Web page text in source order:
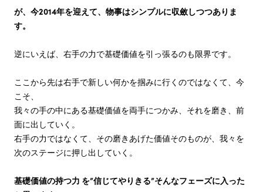
が、今2014年を迎えて、物事はシンプルに収斂しつつありま
す。
逆にいえば、右手の力で基礎価値を引っ張るのも限界です。
ここから先は右手で新しい何かを掴みに行くのではなくて、今
こそ、
我々の手の中にある基礎価値を両手につかみ、それを磨き、前
面に出していく。
右手の力ではなくて、その磨きあげた価値そのものが、我々を
次のステージに押し出していく。
基礎価値の持つ力 を”信じてやりきる”そんなフェーズに入った